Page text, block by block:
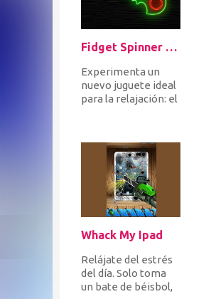
Fidget Spinner Neon Glow Online
Experimenta un
nuevo juguete ideal
para la relajación: el
Whack My Ipad
Relájate del estrés
del día. Solo toma
un bate de béisbol,